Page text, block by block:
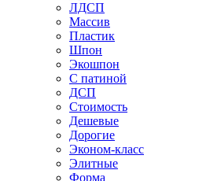
ЛДСП
Массив
Пластик
Шпон
Экошпон
С патиной
ДСП
Стоимость
Дешевые
Дорогие
Эконом-класс
Элитные
Форма